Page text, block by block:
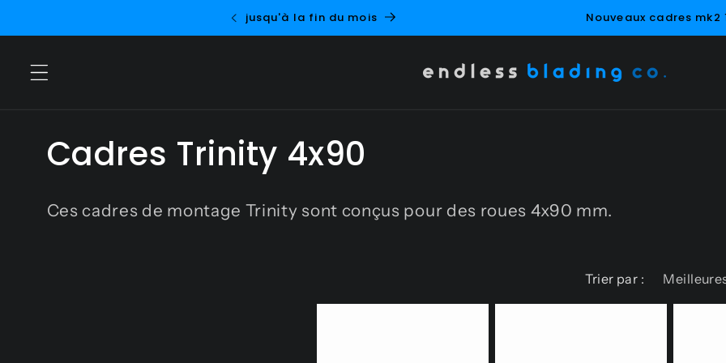
au
Nouveaux cadres mk2 165 maintenant expédiés !
C
o
Cadres Trinity 4x90
Ces cadres de montage Trinity sont conçus pour des roues 4x90 mm.
Trier par :